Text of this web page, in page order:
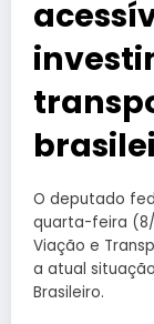
O deputado
quarta-feira (8/
Viação e
a atual
Brasileiro.